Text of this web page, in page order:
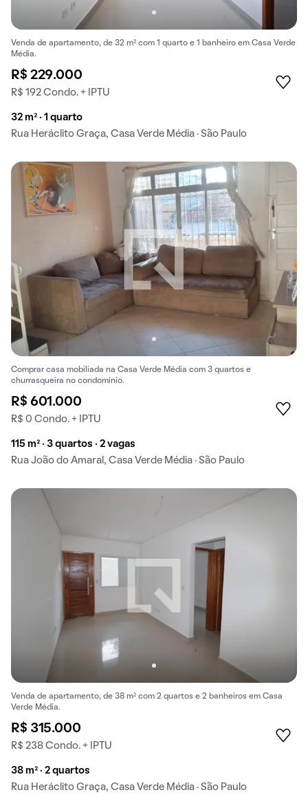
Venda de apartamento, de 32 m² com 1 quarto e 1 banheiro em Casa Verde
Média.
R$ 229.000
R$ 192 Condo. + IPTU
32 m² · 1 quarto
Rua Heráclito Graça, Casa Verde Média · São Paulo
Comprar casa mobiliada na Casa Verde Média com 3 quartos e
churrasqueira no condomínio.
R$ 601.000
R$ 0 Condo. + IPTU
115 m² · 3 quartos · 2 vagas
Rua João do Amaral, Casa Verde Média · São Paulo
Venda de apartamento, de 38 m² com 2 quartos e 2 banheiros em Casa
Verde Média.
R$ 315.000
R$ 238 Condo. + IPTU
38 m² · 2 quartos
Rua Heráclito Graça, Casa Verde Média · São Paulo